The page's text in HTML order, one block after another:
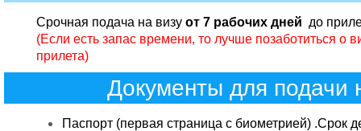
Срочная подача на визу от 7 рабочих дней до
(Если есть запас времени, то лучше позаботиться о
прилета)
Документы для подачи
Паспорт (первая страница с биометрией) .Срок